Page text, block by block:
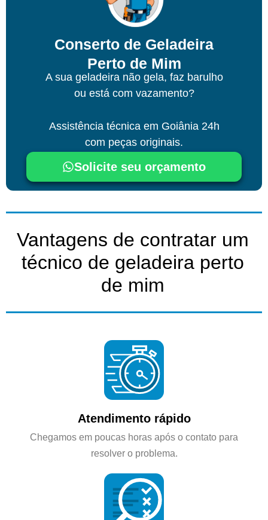
Conserto de Geladeira
Perto de Mim
A sua geladeira não gela, faz barulho
ou está com vazamento?
Assistência técnica em Goiânia24h
com peças originais.
Solicite seu orçamento
Vantagens de contratar um
técnico de geladeira perto
de mim
Atendimento rápido
Chegamos em poucas horas após o contato para
resolver o problema.